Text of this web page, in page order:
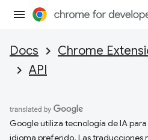
Docs Chrome
API
Google utiliza tecnología de IA
idioma preferido. Las traducciones